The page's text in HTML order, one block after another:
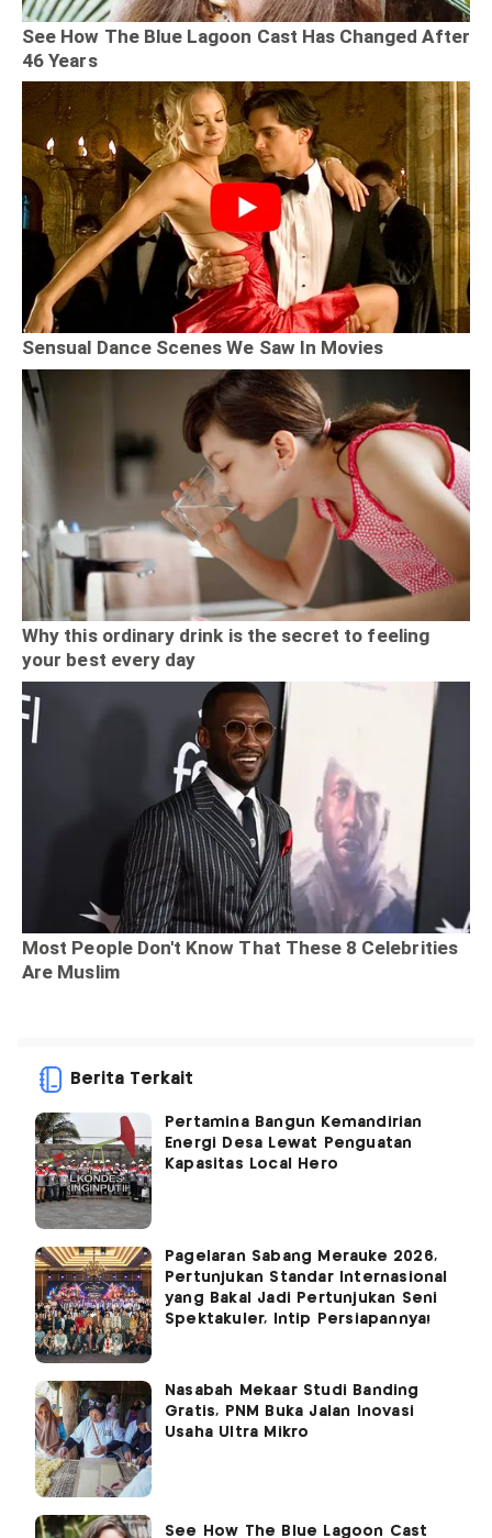
Berita Terkait
Pertamina Bangun Kemandirian
Energi Desa Lewat Penguatan
Kapasitas Local Hero
Pagelaran Sabang Merauke 2026,
Pertunjukan Standar Internasional
yang Bakal Jadi Pertunjukan Seni
Spektakuler, Intip Persiapannya!
Nasabah Mekaar Studi Banding
Gratis, PNM Buka Jalan Inovasi
Usaha Ultra Mikro